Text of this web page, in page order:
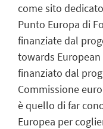
come sito
Punto Europa di
finanziate dal
towards
finanziato dal
Commissione
è quello di far
Europea per